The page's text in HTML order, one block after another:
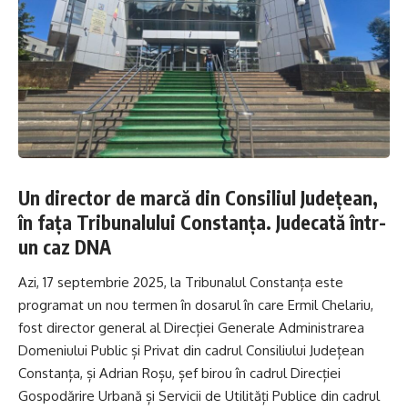
Un director de marcă din Consiliul Județean,
în fața Tribunalului Constanța. Judecată într-
un caz DNA
Azi, 17 septembrie 2025, la Tribunalul Constanța este
programat un nou termen în dosarul în care Ermil Chelariu,
fost director general al Direcției Generale Administrarea
Domeniului Public și Privat din cadrul Consiliului Județean
Constanța, și Adrian Roșu, șef birou în cadrul Direcției
Gospodărire Urbană și Servicii de Utilități Publice din cadrul